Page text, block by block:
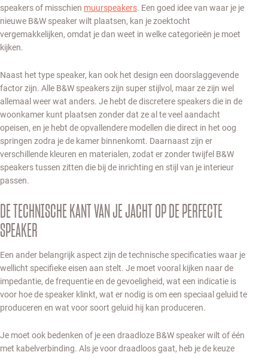
speakers of misschien muurspeakers. Een goed idee van waar je je
nieuwe B&W speaker wilt plaatsen, kan je zoektocht
vergemakkelijken, omdat je dan weet in welke categorieën je moet
kijken.
Naast het type speaker, kan ook het design een doorslaggevende
factor zijn. Alle B&W speakers zijn super stijlvol, maar ze zijn wel
allemaal weer wat anders. Je hebt de discretere speakers die in de
woonkamer kunt plaatsen zonder dat ze al te veel aandacht
opeisen, en je hebt de opvallendere modellen die direct in het oog
springen zodra je de kamer binnenkomt. Daarnaast zijn er
verschillende kleuren en materialen, zodat er zonder twijfel B&W
speakers tussen zitten die bij de inrichting en stijl van je interieur
passen.
DE TECHNISCHE KANT VAN JE JACHT OP DE PERFECTE
SPEAKER
Een ander belangrijk aspect zijn de technische specificaties waar je
wellicht specifieke eisen aan stelt. Je moet vooral kijken naar de
impedantie, de frequentie en de gevoeligheid, wat een indicatie is
voor hoe de speaker klinkt, wat er nodig is om een speciaal geluid te
produceren en wat voor soort geluid hij kan produceren.
Je moet ook bedenken of je een draadloze B&W speaker wilt of één
met kabelverbinding. Als je voor draadloos gaat, heb je de keuze